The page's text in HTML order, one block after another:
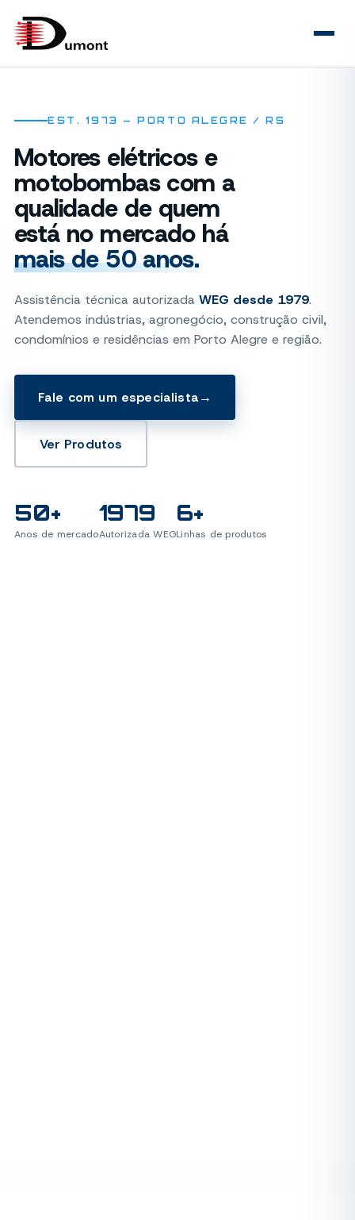
EST. 1973 — PORTO ALEGRE / RS
Motores elétricos e
motobombas com a
qualidade de quem
está no mercado há
mais de 50 anos.
Assistência técnica autorizada WEG desde 1979.
Atendemos indústrias, agronegócio, construção civil,
condomínios e residências em Porto Alegre e região.
Fale com um especialista→
Ver Produtos
50+
Anos de mercado
1979
Autorizada WEG
6+
Linhas de produtos